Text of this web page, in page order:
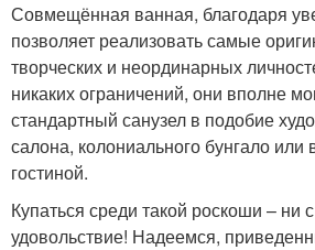
Совмещённая ванная, благодаря
позволяет реализовать самые
творческих и неординарных
никаких ограничений, они вполне
стандартный санузел в подобие
салона, колониального бунгало или
гостиной.
Купаться среди такой роскоши – ни
удовольствие! Надеемся,